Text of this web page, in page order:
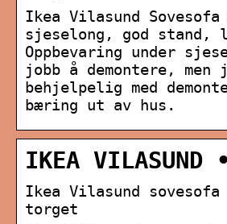
Ikea Vilasund Sovesofa
sjeselong, god
Oppbevaring under
jobb å demontere, men
behjelpelig med
bæring ut av hus.
IKEA
Ikea Vilasund sovesofa
torget